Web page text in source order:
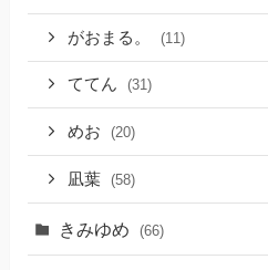
がおまる。 (11)
ててん (31)
めお (20)
凪葉 (58)
きみゆめ (66)